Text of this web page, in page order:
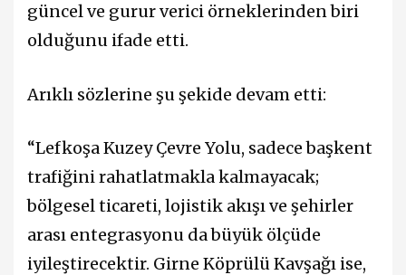
güncel ve gurur verici örneklerinden biri
olduğunu ifade etti.
Arıklı sözlerine şu şekide devam etti:
“Lefkoşa Kuzey Çevre Yolu, sadece başkent
trafiğini rahatlatmakla kalmayacak;
bölgesel ticareti, lojistik akışı ve şehirler
arası entegrasyonu da büyük ölçüde
iyileştirecektir. Girne Köprülü Kavşağı ise,